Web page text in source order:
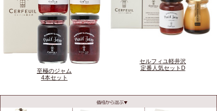
至極のジャム
4本セット
セルフィユ軽井沢
定番人気セットD